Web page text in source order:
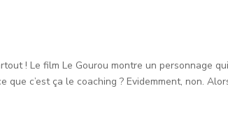
! Le film Le Gourou montre un personnage
que c’est ça le coaching ? Evidemment, non.